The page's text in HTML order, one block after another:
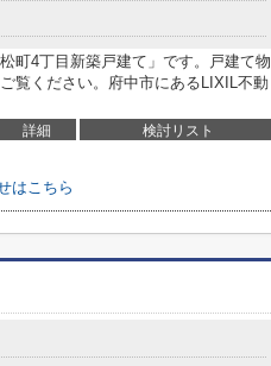
町4丁目新築戸建て」です。戸建て物
覧ください。府中市にあるLIXIL不動
詳細 検討リスト
はこちら